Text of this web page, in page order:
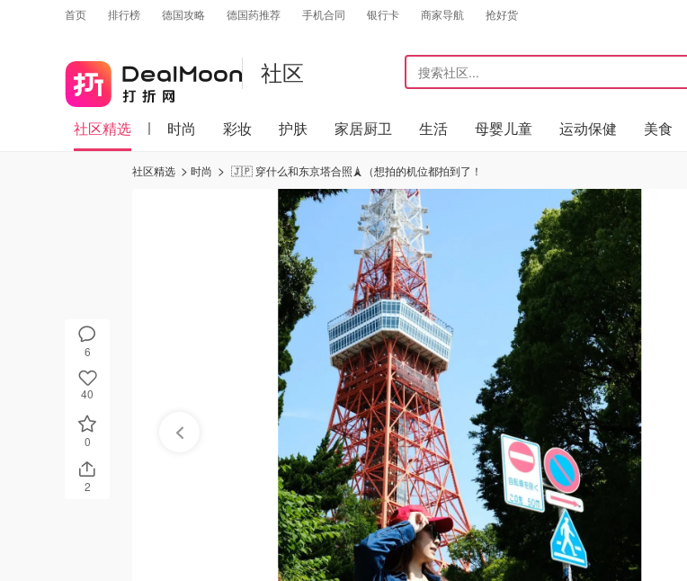
首页 排行榜 德国攻略 德国药推荐 手机合同 银行卡 商家导航 抢好货
社区
社区精选 时尚 彩妆 护肤 家居厨卫 生活 母婴儿童 运动保健 美食
6
40
0
2
社区精选 时尚 🇯🇵 穿什么和东京塔合照🗼（想拍的机位都拍到了！